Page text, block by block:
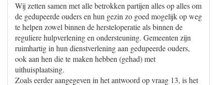
Wij zetten samen met alle betrokken partijen alles op alles om
de gedupeerde ouders en hun gezin zo goed mogelijk op weg
te helpen zowel binnen de hersteloperatie als binnen de
reguliere hulpverlening en ondersteuning. Gemeenten zijn
ruimhartig in hun dienstverlening aan gedupeerde ouders,
ook aan hen die te maken hebben (gehad) met
uithuisplaatsing.
Zoals eerder aangegeven in het antwoord op vraag 13, is het